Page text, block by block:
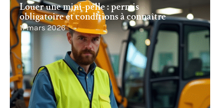
Louer une mini-pelle : permis
obligatoire et conditions à connaître
11 mars 2026